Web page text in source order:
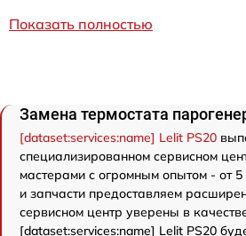
Показать полностью
Замена термостата
[dataset:services:name] Lelit PS20
специализированном сервисном
мастерами с огромным опытом - от
и запчасти предоставляем
сервисном центр уверены в
[dataset:services:name] Lelit PS20